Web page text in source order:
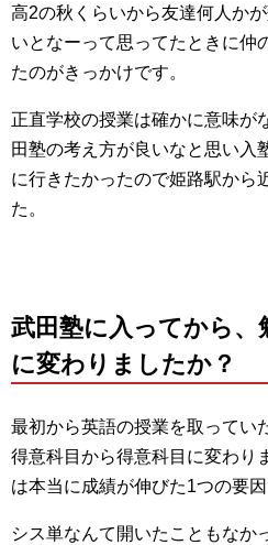
高2の秋くらいから友達何人か
いとなーって思ってたときに仲
たのがきっかけです。
正直学校の授業は確かに意味が
田塾の考え方が良いなと思い入
に行きたかったので姫路駅から
た。
武田塾に入ってから、
に変わりましたか？
最初から英語の授業を取ってい
得意科目から得意科目に変わり
は本当に成績が伸びた1つの要因
シス単なんて開いたこともなか